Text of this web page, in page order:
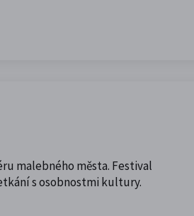
malebného města. Festival
s osobnostmi kultury.